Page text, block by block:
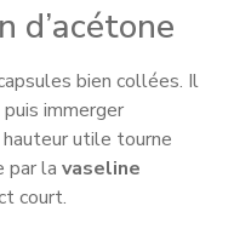
d’acétone
bien collées. Il
immerger
utile tourne
par la vaseline
court.